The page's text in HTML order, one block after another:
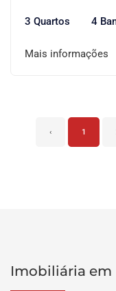
3 Quartos 4
Mais informações
‹ 1
Imobiliária em